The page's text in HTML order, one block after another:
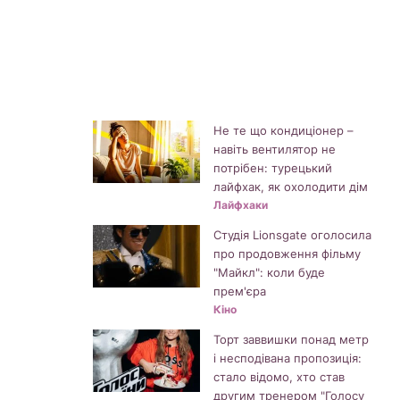
Не те що кондиціонер –
навіть вентилятор не
потрібен: турецький
лайфхак, як охолодити дім
Лайфхаки
Студія Lionsgate оголосила
про продовження фільму
"Майкл": коли буде
прем'єра
Кіно
Торт заввишки понад метр
і несподівана пропозиція:
стало відомо, хто став
другим тренером "Голосу